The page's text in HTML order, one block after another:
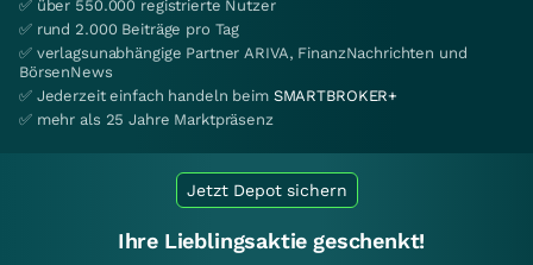
✅ über 550.000 registrierte Nutzer
✅ rund 2.000 Beiträge pro Tag
✅ verlagsunabhängige Partner ARIVA, FinanzNachrichten und
BörsenNews
✅ Jederzeit einfach handeln beim SMARTBROKER+
✅ mehr als 25 Jahre Marktpräsenz
Jetzt Depot sichern
Ihre Lieblingsaktie geschenkt!